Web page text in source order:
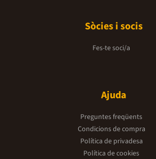
Sòcies i socis
Fes-te soci/a
Ajuda
Preguntes freqüents
Condicions de compra
Política de privadesa
Política de cookies